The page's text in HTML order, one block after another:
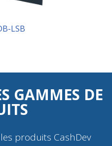
LSB
GAMMES DE
produits CashDev